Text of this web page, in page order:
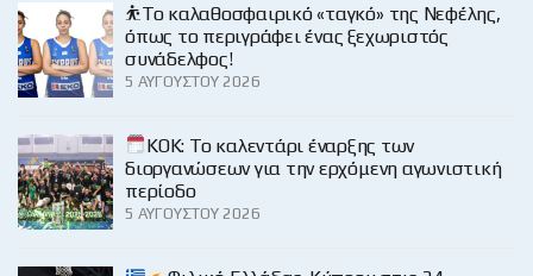
⛹️‍Το καλαθοσφαιρικό «ταγκό» της Νεφέλης,
όπως το περιγράφει ένας ξεχωριστός
συνάδελφος!
5 ΑΥΓΟΎΣΤΟΥ 2026
KOK: Το καλεντάρι έναρξης των
διοργανώσεων για την ερχόμενη αγωνιστική
περίοδο
5 ΑΥΓΟΎΣΤΟΥ 2026